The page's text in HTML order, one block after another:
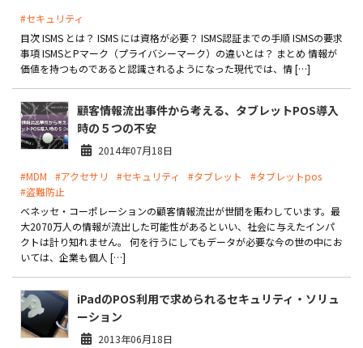
#セキュリティ
目次 ISMS とは？ ISMS には資格が必要？ ISMS認証までの手順 ISMSの要求
事項 ISMSとPマーク（プライバシーマーク）の違いとは？ まとめ 情報が
価値を持つものであると認識されるようになった現代では、情 […]
顧客情報流出事件から考える、タブレットPOS導入
時の５つの不安
2014年07月18日
#MDM
#アクセサリ #セキュリティ #タブレット
#タブレットpos
#盗難防止
ベネッセ・コーポレーションの顧客情報流出が世間を賑わしています。最
大2070万人の情報が流出した可能性があるといい、社会に与えたインパ
クトは計り知れません。 何を行うにしてもデータが必要な今の世の中にお
いては、企業も個人 […]
iPadのPOS利用で求められるセキュリティ・ソリュ
ーション
2013年06月18日